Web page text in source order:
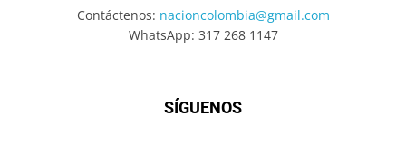
Contáctenos: nacioncolombia@gmail.com
WhatsApp: 317 268 1147
SÍGUENOS